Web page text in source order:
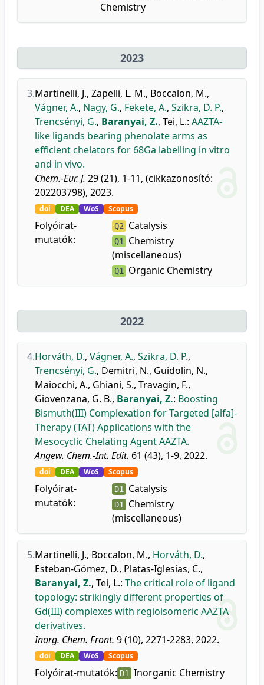
Chemistry
2023
3.Martinelli, J., Zapelli, L. M., Boccalon, M.,
Vágner, A., Nagy, G., Fekete, A., Szikra, D. P.,
Trencsényi, G., Baranyai, Z., Tei, L.: AAZTA-
like ligands bearing phenolate arms as
efficient chelators for 68Ga labelling in vitro
and in vivo.
Chem.-Eur. J. 29 (21), 1-11, (cikkazonosító:
202203798), 2023.
doi DEA WoS Scopus
Folyóirat-
mutatók:
Q2 Catalysis
Q1 Chemistry
(miscellaneous)
Q1 Organic Chemistry
2022
4.Horváth, D., Vágner, A., Szikra, D. P.,
Trencsényi, G., Demitri, N., Guidolin, N.,
Maiocchi, A., Ghiani, S., Travagin, F.,
Giovenzana, G. B., Baranyai, Z.: Boosting
Bismuth(III) Complexation for Targeted [alfa]-
Therapy (TAT) Applications with the
Mesocyclic Chelating Agent AAZTA.
Angew. Chem.-Int. Edit. 61 (43), 1-9, 2022.
doi DEA WoS Scopus
Folyóirat-
mutatók:
D1 Catalysis
D1 Chemistry
(miscellaneous)
5.Martinelli, J., Boccalon, M., Horváth, D.,
Esteban-Gómez, D., Platas-Iglesias, C.,
Baranyai, Z., Tei, L.: The critical role of ligand
topology: strikingly different properties of
Gd(III) complexes with regioisomeric AAZTA
derivatives.
Inorg. Chem. Front. 9 (10), 2271-2283, 2022.
doi DEA WoS Scopus
Folyóirat-mutatók: D1 Inorganic Chemistry